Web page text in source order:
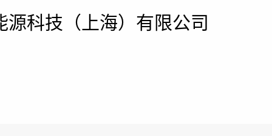
源科技（上海）有限公司